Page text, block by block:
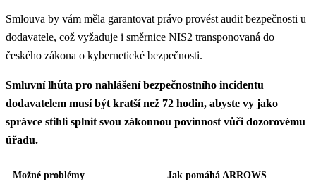
Smlouva by vám měla garantovat právo provést audit bezpečnosti u
dodavatele, což vyžaduje i směrnice NIS2 transponovaná do
českého zákona o kybernetické bezpečnosti.
Smluvní lhůta pro nahlášení bezpečnostního incidentu
dodavatelem musí být kratší než 72 hodin, abyste vy jako
správce stihli splnit svou zákonnou povinnost vůči dozorovému
úřadu.
Možné problémy
Jak pomáhá ARROWS